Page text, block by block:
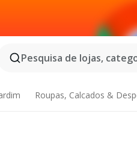
Pesquisa de lojas,
Roupas, Calcados &